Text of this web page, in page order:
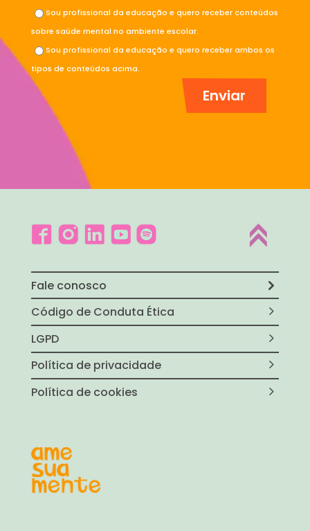
Sou profissional da educação e quero receber conteúdos
sobre saúde mental no ambiente escolar.
Sou profissional da educação e quero receber ambos os
tipos de conteúdos acima.
Fale conosco
Código de Conduta Ética
LGPD
Política de privacidade
Política de cookies